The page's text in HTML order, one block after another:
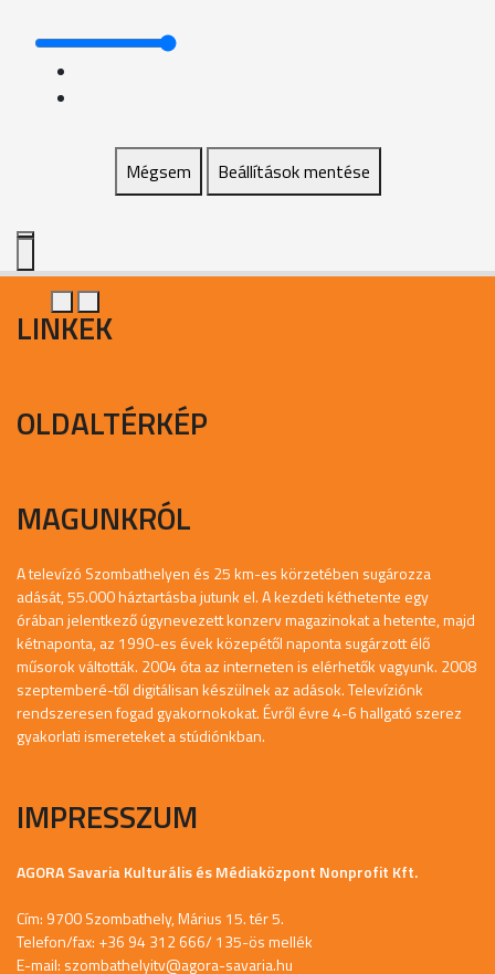
Mégsem Beállítások mentése
LINKEK
OLDALTÉRKÉP
MAGUNKRÓL
A televízó Szombathelyen és 25 km-es körzetében sugározza
adását, 55.000 háztartásba jutunk el. A kezdeti kéthetente egy
órában jelentkező úgynevezett konzerv magazinokat a hetente, majd
kétnaponta, az 1990-es évek közepétől naponta sugárzott élő
műsorok váltották. 2004 óta az interneten is elérhetők vagyunk. 2008
szeptemberé-től digitálisan készülnek az adások. Televíziónk
rendszeresen fogad gyakornokokat. Évről évre 4-6 hallgató szerez
gyakorlati ismereteket a stúdiónkban.
IMPRESSZUM
AGORA Savaria Kulturális és Médiaközpont Nonprofit Kft.
Cím: 9700 Szombathely, Márius 15. tér 5.
Telefon/fax: +36 94 312 666/ 135-ös mellék
E-mail: szombathelyitv@agora-savaria.hu